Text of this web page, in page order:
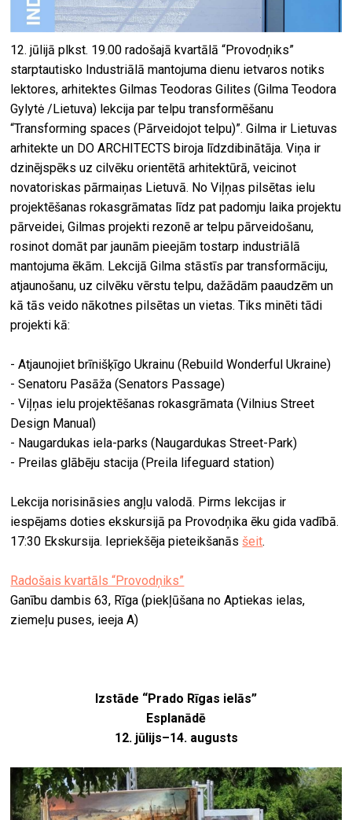
12. jūlijā plkst. 19.00 radošajā kvartālā “Provodņiks”
starptautisko Industriālā mantojuma dienu ietvaros notiks
lektores, arhitektes Gilmas Teodoras Gilites (Gilma Teodora
Gylytė /Lietuva) lekcija par telpu transformēšanu
“Transforming spaces (Pārveidojot telpu)”. Gilma ir Lietuvas
arhitekte un DO ARCHITECTS biroja līdzdibinātāja. Viņa ir
dzinējspēks uz cilvēku orientētā arhitektūrā, veicinot
novatoriskas pārmaiņas Lietuvā. No Viļņas pilsētas ielu
projektēšanas rokasgrāmatas līdz pat padomju laika projektu
pārveidei, Gilmas projekti rezonē ar telpu pārveidošanu,
rosinot domāt par jaunām pieejām tostarp industriālā
mantojuma ēkām. Lekcijā Gilma stāstīs par transformāciju,
atjaunošanu, uz cilvēku vērstu telpu, dažādām paaudzēm un
kā tās veido nākotnes pilsētas un vietas. Tiks minēti tādi
projekti kā:
- Atjaunojiet brīnišķīgo Ukrainu (Rebuild Wonderful Ukraine)
- Senatoru Pasāža (Senators Passage)
- Viļņas ielu projektēšanas rokasgrāmata (Vilnius Street
Design Manual)
- Naugardukas iela-parks (Naugardukas Street-Park)
- Preilas glābēju stacija (Preila lifeguard station)
Lekcija norisināsies angļu valodā. Pirms lekcijas ir
iespējams doties ekskursijā pa Provodņika ēku gida vadībā.
17:30 Ekskursija. Iepriekšēja pieteikšanās šeit.
Radošais kvartāls “Provodņiks”
Ganību dambis 63, Rīga (piekļūšana no Aptiekas ielas,
ziemeļu puses, ieeja A)
Izstāde “Prado Rīgas ielās”
Esplanādē
12. jūlijs–14. augusts